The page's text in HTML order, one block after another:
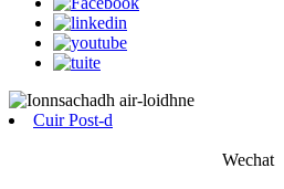
Cuir Post-d
Wechat